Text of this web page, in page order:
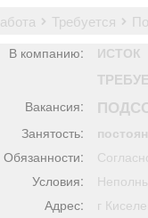
работа требуется
В компанию: ИСТОК
Вакансия:
Занятость:
Обязанности:
Условия:
Адрес:
г